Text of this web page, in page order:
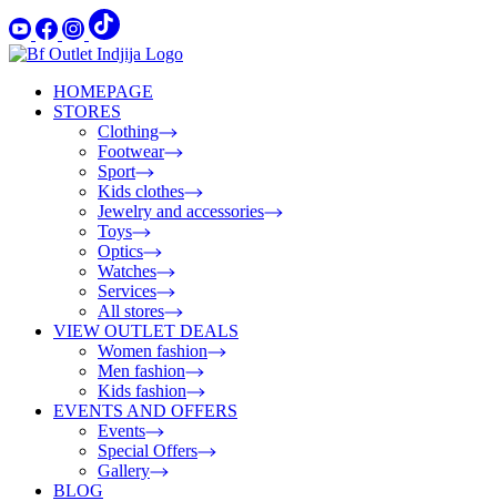
HOMEPAGE
STORES
Clothing
Footwear
Sport
Kids clothes
Jewelry and accessories
Toys
Optics
Watches
Services
All stores
VIEW OUTLET DEALS
Women fashion
Men fashion
Kids fashion
EVENTS AND OFFERS
Events
Special Offers
Gallery
BLOG